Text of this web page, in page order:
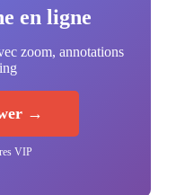
en ligne
zoom, annotations
→
VIP